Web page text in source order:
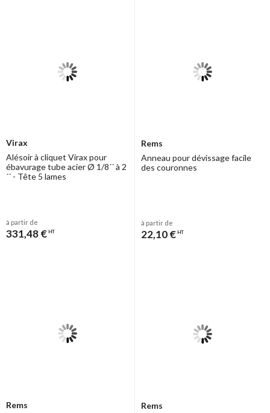
Virax
Alésoir à cliquet Virax pour
ébavurage tube acier Ø 1/8´´ à 2
´´ - Tête 5 lames
à partir de
331,48 € HT
Rems
Anneau pour dévissage facile
des couronnes
à partir de
22,10 € HT
Rems
Rems